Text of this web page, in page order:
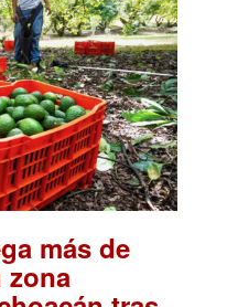
más de
zona